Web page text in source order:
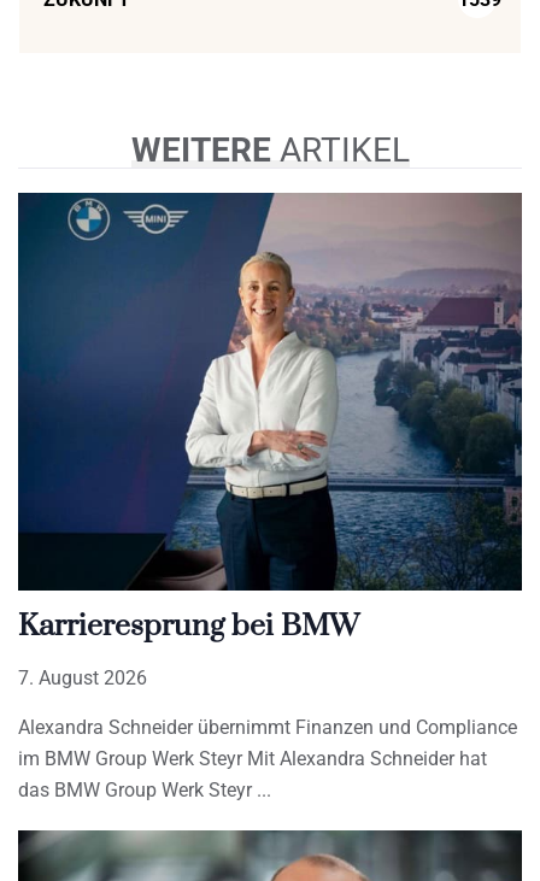
WEITEREARTIKEL
Karrieresprung bei BMW
7. August 2026
Alexandra Schneider übernimmt Finanzen und Compliance
im BMW Group Werk Steyr Mit Alexandra Schneider hat
das BMW Group Werk Steyr